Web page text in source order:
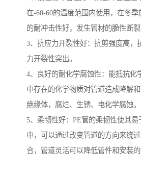
在-60-60的温度范围内使用，在冬
的耐冲击性好，发生管材的脆性断裂
3、抗应力开裂性好：抗剪强度高，
力开裂性突出。
4、良好的耐化学腐蚀性：能抵抗化
中存在的化学物质对管道造成降解
绝缘体，腐烂、生锈、电化学腐蚀。
5、柔韧性好：PE管的柔韧性使其
中，可以通过改变管道的方向来绕
合，管道灵活可以降低管件和安装的